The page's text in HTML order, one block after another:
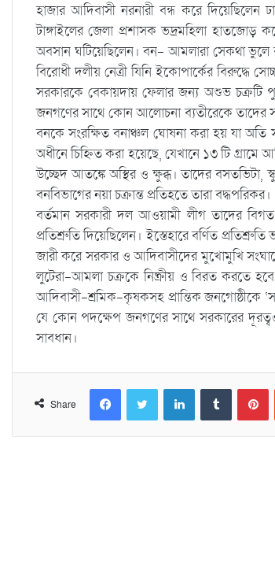
হাজার আদিবাসী নরনারী বন্ধ করে দিয়েছিলেন
টাঙ্গাইলের জেলা প্রশাসক ভদ্রমহিলা হাতজোড়
অবসান ঘটিয়েছিলেন। বন- আমলারা সেকথা ভুলে
বিরোধী দলীয় নেত্রী যিনি ইকোপার্কের বিরুদ্ধে
সরকারকে বেকায়দায় ফেলার জন্য অশুভ চক্রটি
জনগণের সাথে কোন আলোচনা ব্যতীরেকে তাদের
বনকে সংরক্ষিত বনাঞ্চল ঘোষনা করা হয় যা
অধীনে চিহ্নিত করা হয়েছে, যেখানে ১৩ টি
উচ্ছেদ আতঙ্কে অস্থির ও ক্ষুব্ধ। তাদের বসতভিটা,
বনবিভাগের নয়া চক্রান্ত প্রতিহতে তারা বদ্ধপরিকর।
বর্তমান সরকারী দল আওয়ামী লীগ তাদের বিগত
প্রতিশ্রুতি দিয়েছিলেন। ইস্তেহারে বর্ণিত
জারী করে সরকার ও আদিবাসীদের মুখোমুখি সংঘাতে
লুটেরা-আমলা চক্রকে নিষ্ক্রীয় ও বিরত করতে
আদিবাসী-শ্রমিক-কৃষকসহ প্রান্তিক জনগোষ্ঠীকে
যে কোন পদক্ষেপ জনগণের সাথে সরকারের
সাবধান।
Share